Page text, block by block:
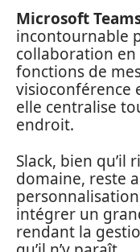
Microsoft
incontournable
collaboration
fonctions de
visioconférence
elle centralise
endroit.
Slack, bien qu’il
domaine, reste
intégrer un
rendant la